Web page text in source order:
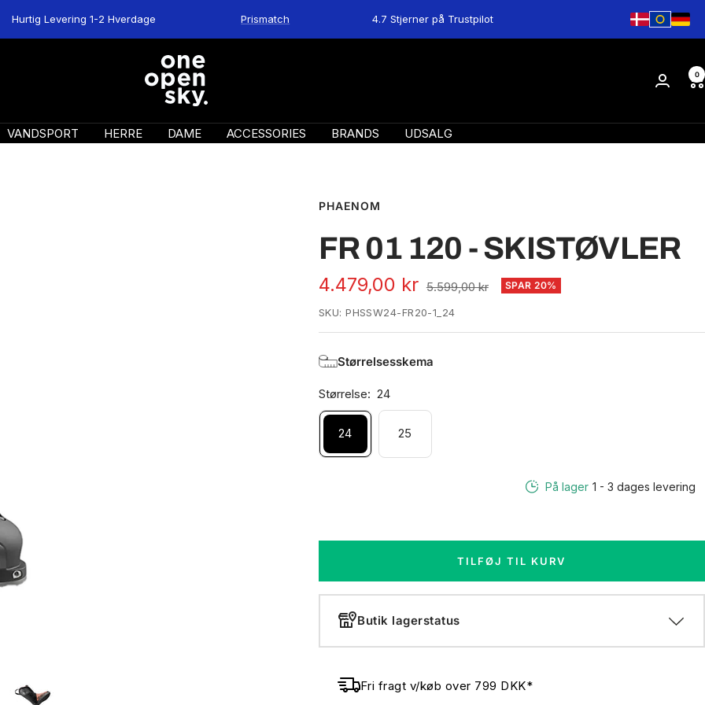
Hurtig Levering 1-2 Hverdage Prismatch 4.7 Stjerner på Trustpilot
One
Open
0
VANDSPORT HERRE DAME ACCESSORIES BRANDS UDSALG
PHAENOM
FR 01 120 - SKISTØVLER
Udsalgspris
4.479,00 kr Normal
pris
5.599,00 kr SPAR 20%
SKU:PHSSW24-FR20-1_24
Størrelsesskema
Størrelse: 24
24 25
På lager 1 - 3 dages levering
TILFØJ TIL KURV
Butik lagerstatus
Fri fragt v/køb over 799 DKK*